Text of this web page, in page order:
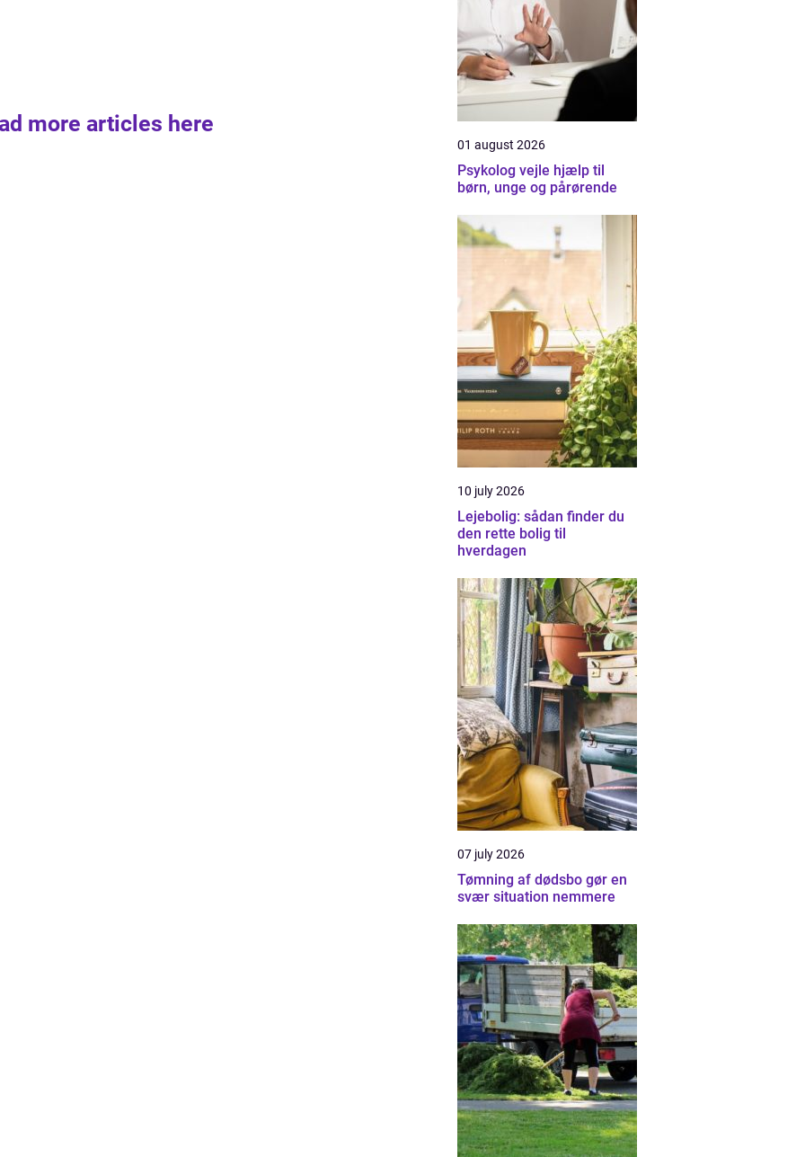
more articles here
01 august 2026
Psykolog vejle hjælp til
børn, unge og pårørende
10 july 2026
Lejebolig: sådan finder du
den rette bolig til
hverdagen
07 july 2026
Tømning af dødsbo gør en
svær situation nemmere